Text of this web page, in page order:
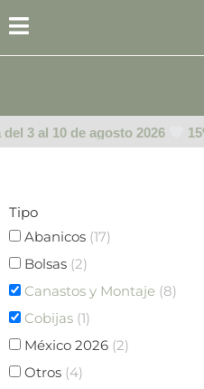
al
contenido
al 10 de agosto 2026 15%
Tipo
Abanicos (17)
Bolsas (2)
Canastos y Montaje (8)
Cobijas (1)
México 2026 (2)
Otros (4)